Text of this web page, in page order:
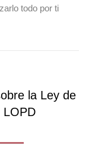
todo por ti
la Ley de
LOPD